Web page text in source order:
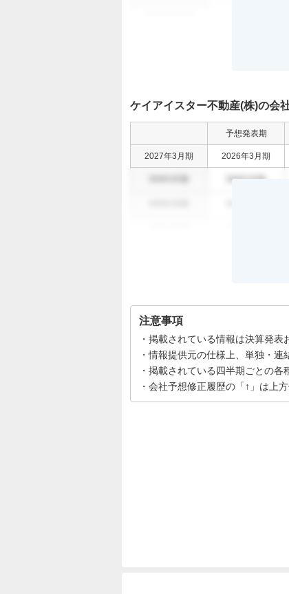
ケイアイスター不動産(株)の会
予想発表期
2027年3月期 2026年3月期
00年0月期
注意事項
掲載されている情報は決算発表
情報提供元の仕様上、単独・連
掲載されている四半期ごとの各
会社予想修正履歴の「↑」は上